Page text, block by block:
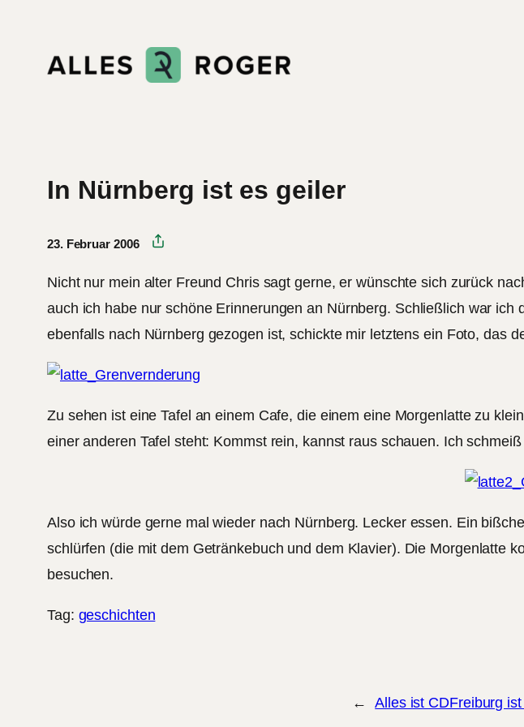
In Nürnberg ist es geiler
23. Februar 2006
Nicht nur mein alter Freund Chris sagt gerne, er wünschte sich zurück
auch ich habe nur schöne Erinnerungen an Nürnberg. Schließlich war
ebenfalls nach Nürnberg gezogen ist, schickte mir letztens ein Foto, das
Zu sehen ist eine Tafel an einem Cafe, die einem eine Morgenlatte zu
einer anderen Tafel steht: Kommst rein, kannst raus schauen. Ich
Also ich würde gerne mal wieder nach Nürnberg. Lecker essen. Ein
schlürfen (die mit dem Getränkebuch und dem Klavier). Die Morgenlatte
besuchen.
Tag: geschichten
← Alles ist CDFreiburg